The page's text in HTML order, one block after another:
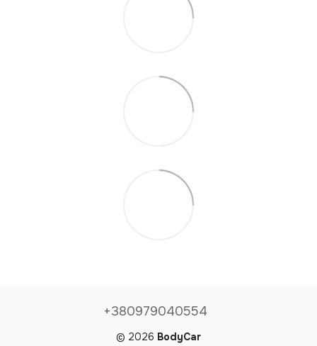
+380979040554
© 2026 BodyCar